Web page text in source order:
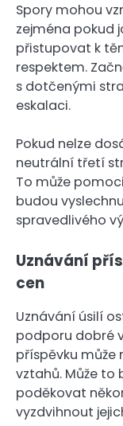
Spory mohou
zejména pokud
přistupovat k
respektem.
s dotčenými
eskalaci.
Pokud nelze
neutrální třetí
To může
budou
spravedlivého
Uznávání
cen
Uznávání úsilí
podporu dobré
příspěvku
vztahů. Může to
poděkovat
vyzdvihnout